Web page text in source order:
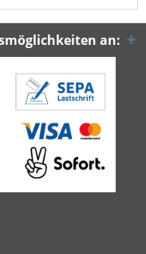
an: